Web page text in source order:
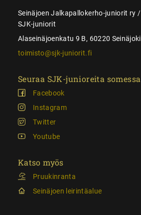
Seinäjoen Jalkapallokerho-juniorit ry /
SJK-juniorit
Alaseinäjoenkatu 9 B, 60220 Seinäjoki
toimisto@sjk-juniorit.fi
Seuraa SJK-junioreita somessa
Facebook
Instagram
Twitter
Youtube
Katso myös
Pruukinranta
Seinäjoen leirintäalue